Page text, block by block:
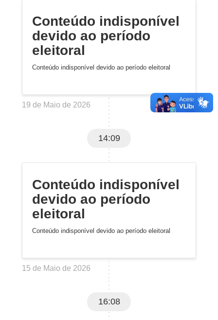
Conteúdo indisponível
devido ao período
eleitoral
Conteúdo indisponível devido ao período eleitoral
19 de Maio de 2026
14:09
Conteúdo indisponível
devido ao período
eleitoral
Conteúdo indisponível devido ao período eleitoral
15 de Maio de 2026
16:08